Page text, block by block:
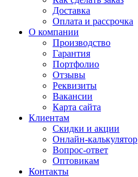
Доставка
Оплата и рассрочка
О компании
Производство
Гарантия
Портфолио
Отзывы
Реквизиты
Вакансии
Карта сайта
Клиентам
Скидки и акции
Онлайн-калькулятор
Вопрос-ответ
Оптовикам
Контакты